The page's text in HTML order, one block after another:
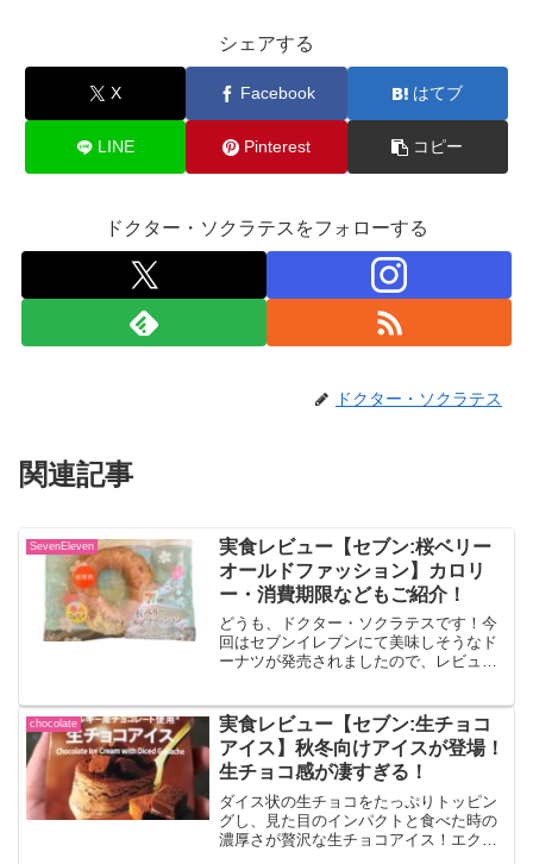
シェアする
X Facebook はてブ
LINE Pinterest コピー
ドクター・ソクラテスをフォローする
ドクター・ソクラテス
関連記事
SevenEleven
実食レビュー【セブン:桜ベリー
オールドファッション】カロリ
ー・消費期限などもご紹介！
どうも、ドクター・ソクラテスです！今
回はセブンイレブンにて美味しそうなド
ーナツが発売されましたので、レビュー
ョコレートを組み合わせた春を感じる商
品です。出典:セブンイレ...
chocolate
実食レビュー【セブン:生チョコ
アイス】秋冬向けアイスが登場！
生チョコ感が凄すぎる！
ダイス状の生チョコをたっぷりトッピン
グし、見た目のインパクトと食べた時の
濃厚さが贅沢な生チョコアイス！エクア